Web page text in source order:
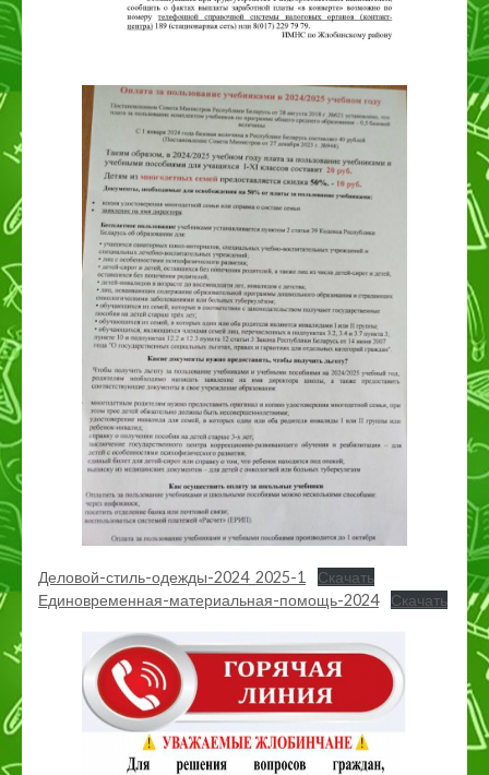
Деловой-стиль-одежды-2024_2025-1
Скачать
Единовременная-материальная-помощь-2024
Скачать